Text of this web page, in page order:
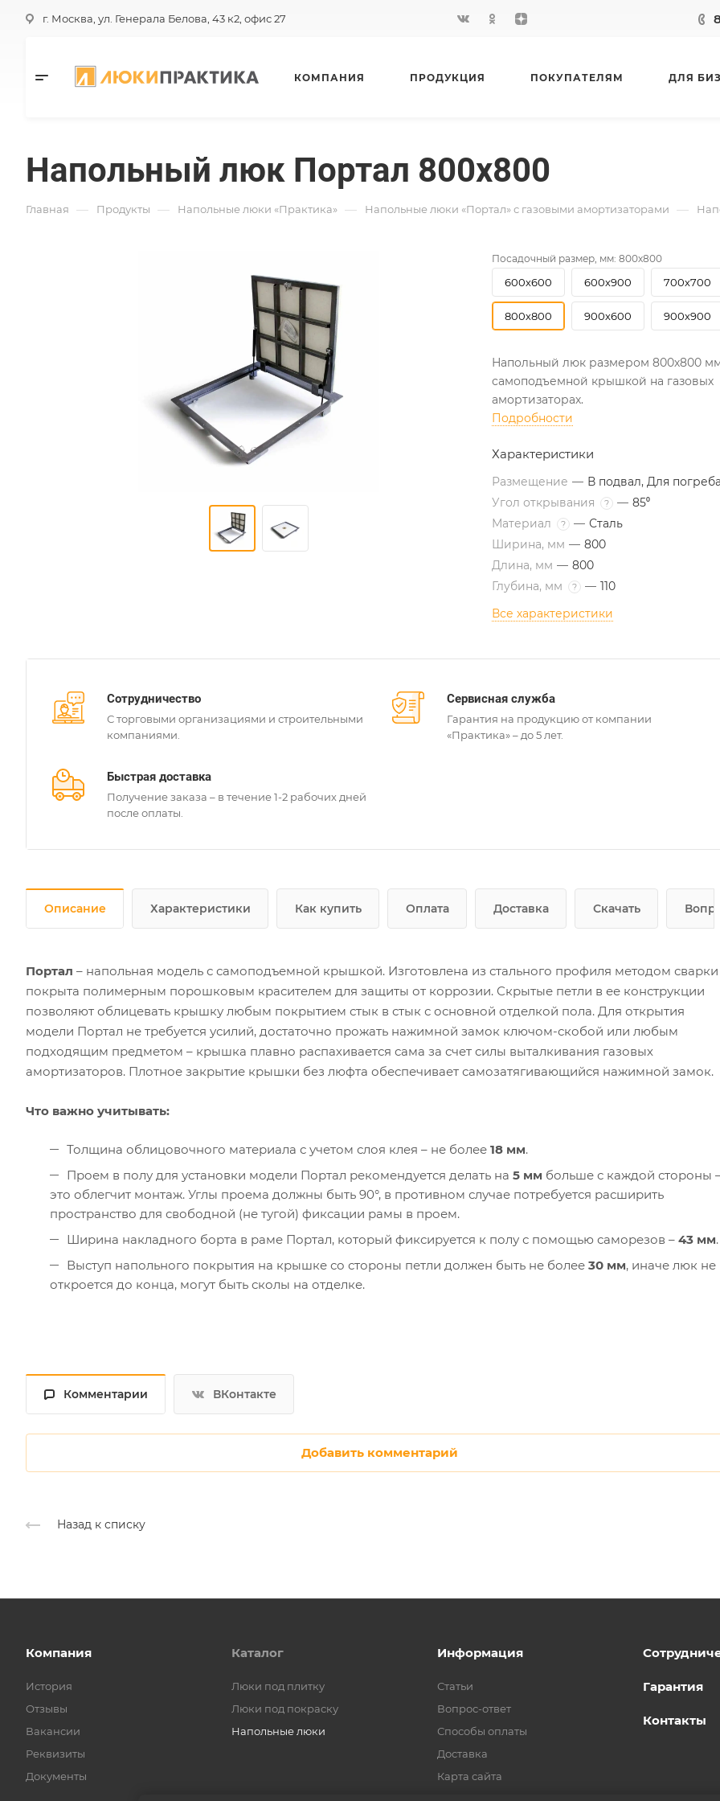
г. Москва, ул. Генерала Белова, 43 к2, офис 27
КОМПАНИЯ ПРОДУКЦИЯ ПОКУПАТЕЛЯМ ДЛЯ
Напольный люк Портал 800х800
Главная — Продукты — Напольные люки «Практика» — Напольные люки «Портал» с газовыми амортизаторами —
Посадочный размер, мм: 800х800
600х600 600х900 700х700
800х800 900х600 900х900
Напольный люк размером 800х800
самоподъемной крышкой на газовых
амортизаторах.
Подробности
Характеристики
Размещение — В подвал, Для погреба
Угол открывания
? — 85⁰
Материал
? — Сталь
Ширина, мм — 800
Длина, мм — 800
Глубина, мм
? — 110
Все характеристики
Сотрудничество
С торговыми организациями и строительными
компаниями.
Сервисная служба
Гарантия на продукцию от компании
«Практика» – до 5 лет.
Быстрая доставка
Получение заказа – в течение 1-2 рабочих дней
после оплаты.
Описание Характеристики Как купить Оплата Доставка Скачать
Портал – напольная модель с самоподъемной крышкой. Изготовлена из стального профиля методом
покрыта полимерным порошковым красителем для защиты от коррозии. Скрытые петли в ее конструкции
позволяют облицевать крышку любым покрытием стык в стык с основной отделкой пола. Для открытия
модели Портал не требуется усилий, достаточно прожать нажимной замок ключом-скобой или любым
подходящим предметом – крышка плавно распахивается сама за счет силы выталкивания газовых
амортизаторов. Плотное закрытие крышки без люфта обеспечивает самозатягивающийся нажимной замок.
Что важно учитывать:
Толщина облицовочного материала с учетом слоя клея – не более 18 мм.
Проем в полу для установки модели Портал рекомендуется делать на 5 мм больше с каждой стороны
это облегчит монтаж. Углы проема должны быть 90°, в противном случае потребуется расширить
пространство для свободной (не тугой) фиксации рамы в проем.
Ширина накладного борта в раме Портал, который фиксируется к полу с помощью саморезов – 43 мм.
Выступ напольного покрытия на крышке со стороны петли должен быть не более 30 мм, иначе люк не
откроется до конца, могут быть сколы на отделке.
Комментарии ВКонтакте
Добавить комментарий
Назад к списку
Компания
История
Отзывы
Вакансии
Реквизиты
Документы
Каталог
Люки под плитку
Люки под покраску
Напольные люки
Информация
Статьи
Вопрос-ответ
Способы оплаты
Доставка
Карта сайта
Гарантия
Контакты